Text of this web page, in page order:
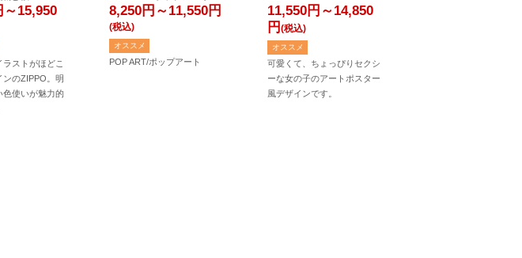
～15,950
ストがほどこ
ンのZIPPO。明
色使いが魅力的
8,250円～11,550円
(税込)
オススメ
POP ART/ポップアート
11,550円～14,850
円 (税込)
オススメ
可愛くて、ちょっぴりセクシ
ーな女の子のアートポスター
風デザインです。